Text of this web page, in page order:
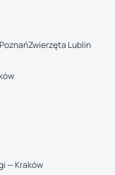
Zwierzęta Lublin
— Kraków